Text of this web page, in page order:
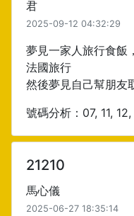
君
2025-09-12 04:32:29
夢見一家人旅行食飯
法國旅行
然後夢見自己幫朋友
號碼分析：07, 11,
21210
馬心儀
2025-06-27 18:35:14